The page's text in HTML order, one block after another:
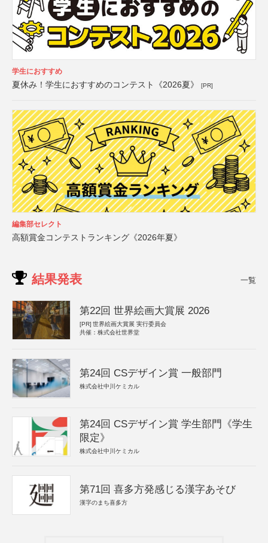
学生におすすめ
夏休み！学生におすすめのコンテスト《2026夏》 [PR]
編集部セレクト
高額賞金コンテストランキング《2026年夏》
結果発表 一覧
第22回 世界絵画大賞展 2026
[PR] 世界絵画大賞展 実行委員会
共催：株式会社世界堂
第24回 CSデザイン賞 一般部門
株式会社中川ケミカル
第24回 CSデザイン賞 学生部門《学生
限定》
株式会社中川ケミカル
第71回 喜多方発感じる漢字あそび
漢字のまち喜多方